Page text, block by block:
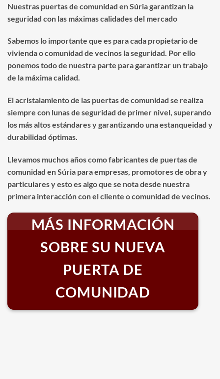
Nuestras puertas de comunidad en Súria garantizan la
seguridad con las máximas calidades del mercado
Sabemos lo importante que es para cada propietario de
vivienda o comunidad de vecinos la seguridad. Por ello
ponemos todo de nuestra parte para garantizar un trabajo
de la máxima calidad.
El acristalamiento de las puertas de comunidad se realiza
siempre con lunas de seguridad de primer nivel, superando
los más altos estándares y garantizando una estanqueidad y
durabilidad óptimas.
Llevamos muchos años como fabricantes de puertas de
comunidad en Súria para empresas, promotores de obra y
particulares y esto es algo que se nota desde nuestra
primera interacción con el cliente o comunidad de vecinos.
MÁS INFORMACIÓN
SOBRE SU NUEVA
PUERTA DE
COMUNIDAD